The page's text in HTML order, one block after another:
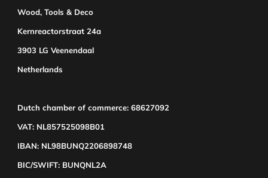
Wood, Tools & Deco
Kernreactorstraat 24a
3903 LG Veenendaal
Netherlands
Dutch chamber of commerce: 68627092
VAT: NL857525098B01
IBAN: NL98BUNQ2206898748
BIC/SWIFT: BUNQNL2A